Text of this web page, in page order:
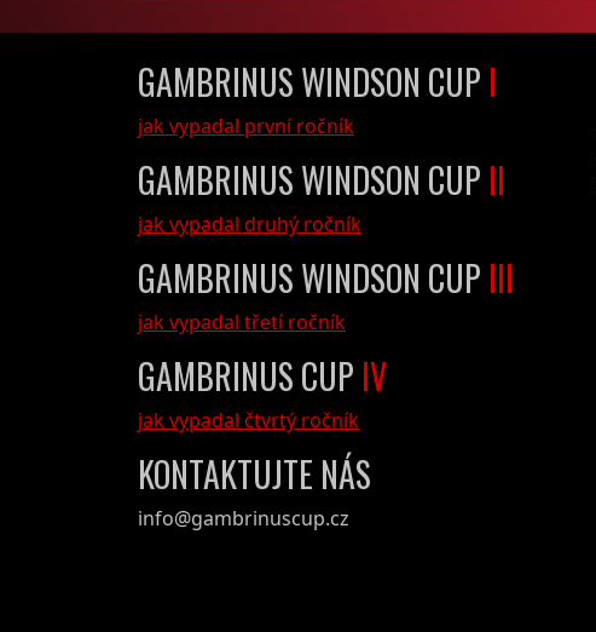
GAMBRINUS WINDSON CUP I
jak vypadal první ročník
GAMBRINUS WINDSON CUP II
jak vypadal druhý ročník
GAMBRINUS WINDSON CUP III
jak vypadal třetí ročník
GAMBRINUS CUP IV
jak vypadal čtvrtý ročník
KONTAKTUJTE NÁS
info@gambrinuscup.cz